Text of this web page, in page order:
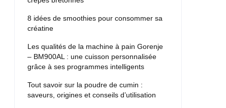
8 idées de smoothies pour consommer sa
créatine
Les qualités de la machine à pain Gorenje
– BM900AL : une cuisson personnalisée
grâce à ses programmes intelligents
Tout savoir sur la poudre de cumin :
saveurs, origines et conseils d’utilisation